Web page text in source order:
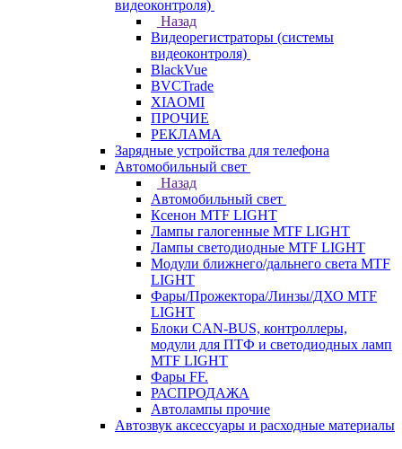
видеоконтроля)
Назад
Видеорегистраторы (системы
видеоконтроля)
BlackVue
BVCTrade
XIAOMI
ПРОЧИЕ
РЕКЛАМА
Зарядные устройства для телефона
Автомобильный свет
Назад
Автомобильный свет
Ксенон MTF LIGHT
Лампы галогенные MTF LIGHT
Лампы светодиодные MTF LIGHT
Модули ближнего/дальнего света MTF
LIGHT
Фары/Прожектора/Линзы/ДХО MTF
LIGHT
Блоки CAN-BUS, контроллеры,
модули для ПТФ и светодиодных ламп
MTF LIGHT
Фары FF.
РАСПРОДАЖА
Автолампы прочие
Автозвук аксессуары и расходные материалы